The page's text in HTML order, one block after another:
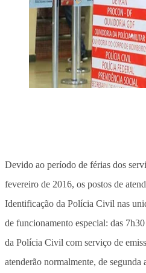
Devido ao período de férias dos
fevereiro de 2016, os postos de
Identificação da Polícia Civil nas
de funcionamento especial: das
da Polícia Civil com serviço de
atenderão normalmente, de segunda